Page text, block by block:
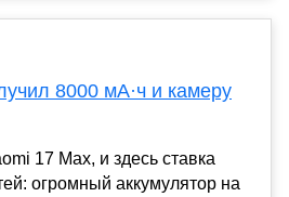
8000 мА·ч и камеру
17 Max, и здесь ставка
огромный аккумулятор на